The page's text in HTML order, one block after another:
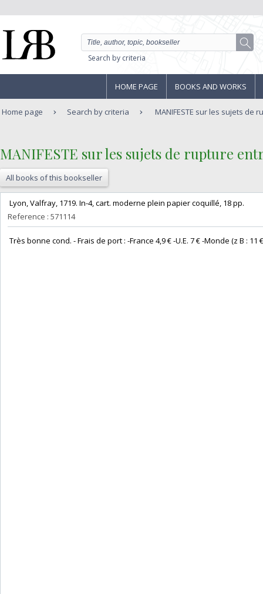
Search by criteria
HOME PAGE BOOKS AND WORKS
Home page Search by criteria MANIFESTE sur les sujets de
‎MANIFESTE sur les sujets de rupture
All books of this bookseller
‎ Lyon, Valfray, 1719. In-4, cart. moderne plein papier coquillé, 18 pp. ‎
Reference : 571114
Très bonne cond. - Frais de port : -France 4,9 € -U.E. 7 € -Monde (z B : 11